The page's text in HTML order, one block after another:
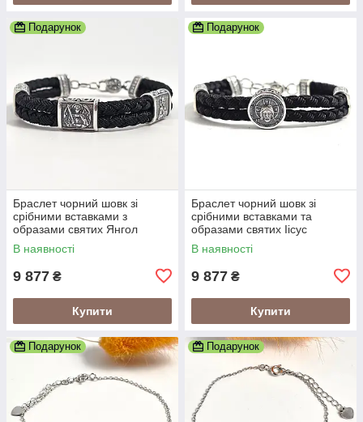
Подарунок
Браслет чорний шовк зі
срібними вставками з
образами святих Янгол
Охоронець
В наявності
9 877 ₴
Купити
Подарунок
Браслет чорний шовк зі
срібними вставками та
образами святих Іісус
Христос
В наявності
9 877 ₴
Купити
Подарунок Подарунок